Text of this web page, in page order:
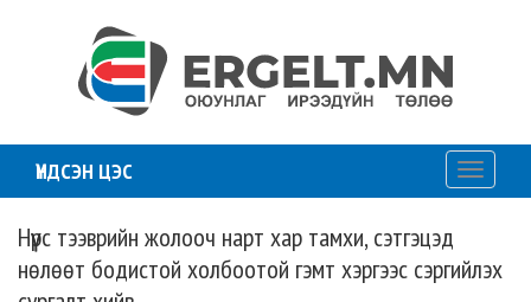
ҮНДСЭН ЦЭС
Toggle
Нүүрс тээврийн жолооч нарт хар тамхи, сэтгэцэд
нөлөөт бодистой холбоотой гэмт хэргээс сэргийлэх